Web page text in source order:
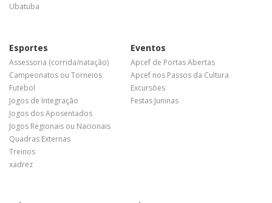
Ubatuba
Esportes
Assessoria (corrida/natação)
Campeonatos ou Torneios
Futebol
Jogos de Integração
Jogos dos Aposentados
Jogos Regionais ou Nacionais
Quadras Externas
Treinos
xadrez
Eventos
Apcef de Portas Abertas
Apcef nos Passos da Cultura
Excursões
Festas Juninas